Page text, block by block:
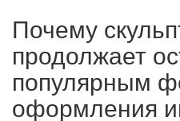
Почему
продолжает
популярным
оформления